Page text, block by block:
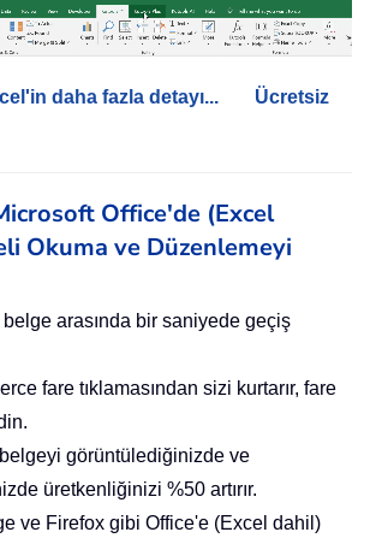
daha fazla detayı...
Ücretsiz
Office'de (Excel
Okuma ve Düzenlemeyi
belge arasında bir saniyede geçiş
fare tıklamasından sizi kurtarır, fare
görüntülediğinizde ve
üretkenliğinizi %50 artırır.
ve Firefox gibi Office'e (Excel dahil)